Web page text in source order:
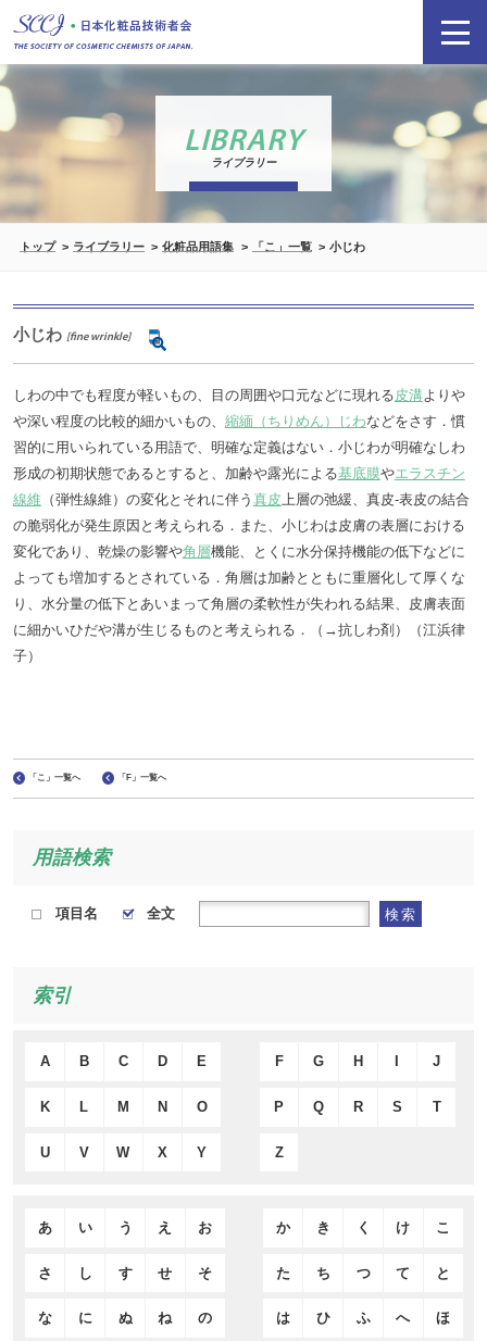
LIBRARY
ライブラリー
トップ ライブラリー 化粧品用語集 「こ」一覧 小じわ
小じわ [fine wrinkle]
しわの中でも程度が軽いもの、目の周囲や口元などに現れる皮溝よりや
や深い程度の比較的細かいもの、 縮緬（ちりめん）じわなどをさす．慣
習的に用いられている用語で、明確な定義はない．小じわが明確なしわ
形成の初期状態であるとすると、加齢や露光による基底膜やエラスチン
線維（弾性線維）の変化とそれに伴う 真皮上層の弛緩、真皮-表皮の結合
の脆弱化が発生原因と考えられる．また、小じわは皮膚の表層における
変化であり、乾燥の影響や角層機能、とくに水分保持機能の低下などに
よっても増加するとされている．角層は加齢とともに重層化して厚くな
り、水分量の低下とあいまって角層の柔軟性が失われる結果、皮膚表面
に細かいひだや溝が生じるものと考えられる．（→抗しわ剤）（江浜律
子）
「こ」一覧へ 「F」一覧へ
用語検索
項目名 全文 検索
索引
A B C D E F G H J
K L M N O P Q R S T
U V W X Y Z
あ い う え お か き く け こ
さ し す せ そ た ち つ て と
な に ぬ ね の は ひ ふ へ ほ